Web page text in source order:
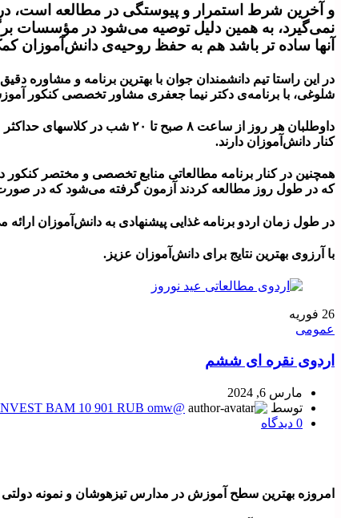
و آخرین شرط استمرار و پیوستگی در مطالعه است،
نمی‌گیرد، به همین دلیل توصیه می‌شود در مؤسسات
آنها ساده‌ تر باشد هم به حفظ روحیه‌ی دانش‌آموزان
در این راستا تیم دانشمندان جوان با بهترین برنامه و مشاوره
شلوغی، با برنامه‌ی دکتر نیما جعفری مشاور تخصصی کنکور
کنار دانش‌آموزان دارند.
همچنین در کنار برنامه مطالعاتی منابع تخصصی و مختصر
که در طول روز مطالعه کردند آزمون گرفته می‌شود که در صورت
در طول زمان اردو برنامه غذایی پیشنهادی به دانش‌آموزان
با آرزوی بهترین نتایج برای دانش‌آموزان عزیز.
26 فوریه
عمومی
اردوی نقره ای ششم
مارس 6, 2024
توسط
@deva9191 - telegram TINKOFF INVEST BAM 10 901 RUB omw
0 دیدگاه
امروزه بهترین سطح آموزش در مدارس تیزهوشان و نمونه